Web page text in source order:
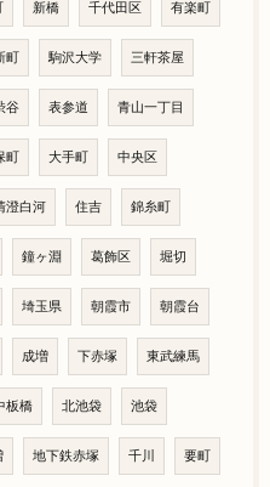
新橋 千代田区 有楽町
町 駒沢大学 三軒茶屋
谷 表参道 青山一丁目
町 大手町 中央区
澄白河 住吉 錦糸町
鐘ヶ淵 葛飾区 堀切
埼玉県 朝霞市 朝霞台
成増 下赤塚 東武練馬
板橋 北池袋 池袋
地下鉄赤塚 千川 要町